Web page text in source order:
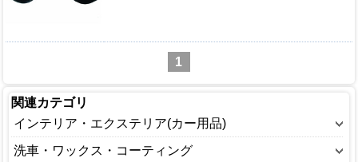
1
関連カテゴリ
インテリア・エクステリア(カー用品)
インテリア(内装)
洗車・ワックス・コーティング